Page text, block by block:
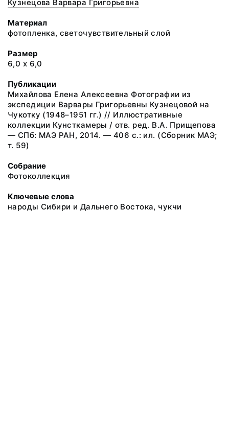
Кузнецова Варвара Григорьевна
Материал
фотопленка, светочувствительный слой
Размер
6,0 х 6,0
Публикации
Михайлова Елена Алексеевна Фотографии из
экспедиции Варвары Григорьевны Кузнецовой на
Чукотку (1948–1951 гг.) // Иллюстративные
коллекции Кунсткамеры / отв. ред. В.А. Прищепова
— СПб: МАЭ РАН, 2014. — 406 с.: ил. (Сборник МАЭ;
т. 59)
Собрание
Фотоколлекция
Ключевые слова
народы Сибири и Дальнего Востока, чукчи